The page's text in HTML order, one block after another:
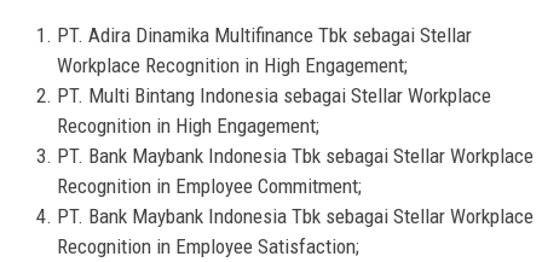
PT. Adira Dinamika Multifinance Tbk sebagai Stellar
Workplace Recognition in High Engagement;
PT. Multi Bintang Indonesia sebagai Stellar Workplace
Recognition in High Engagement;
PT. Bank Maybank Indonesia Tbk sebagai Stellar Workplace
Recognition in Employee Commitment;
PT. Bank Maybank Indonesia Tbk sebagai Stellar Workplace
Recognition in Employee Satisfaction;